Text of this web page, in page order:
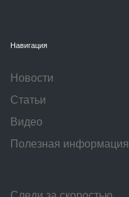
Навигация
Новости
Статьи
Видео
Полезная информация